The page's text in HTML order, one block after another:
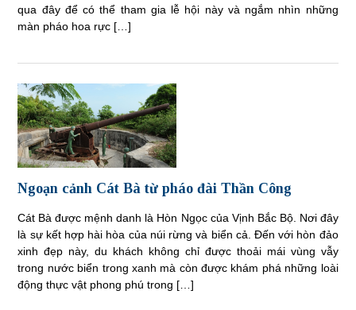
qua đây để có thể tham gia lễ hội này và ngắm nhìn những
màn pháo hoa rực […]
Ngoạn cảnh Cát Bà từ pháo đài Thần Công
Cát Bà được mệnh danh là Hòn Ngọc của Vịnh Bắc Bộ. Nơi đây
là sự kết hợp hài hòa của núi rừng và biển cả. Đến với hòn đảo
xinh đẹp này, du khách không chỉ được thoải mái vùng vẫy
trong nước biển trong xanh mà còn được khám phá những loài
động thực vật phong phú trong […]